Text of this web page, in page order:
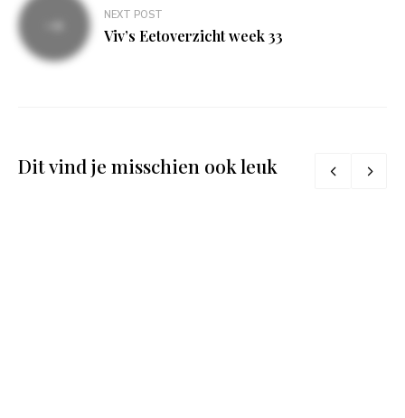
NEXT POST
Viv’s Eetoverzicht week 33
Dit vind je misschien ook leuk